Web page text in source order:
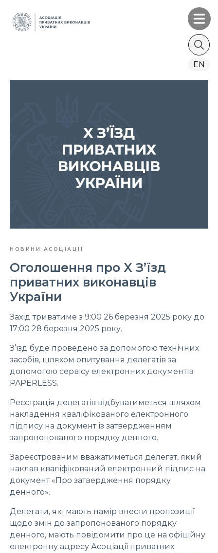
Search
EN
НОВИНИ АСОЦІАЦІЇ
Оголошення про X З’їзд
приватних виконавців
України
Захід триватиме з 9:00 26 березня 2025 року до
17:00 28 березня 2025 року.
З’їзд буде проведено за допомогою технічних
засобів, шляхом опитування делегатів за
допомогою сервісу електронних документів
PAPERLESS.
Реєстрація делегатів відбуватиметься шляхом
накладення кваліфікованого електронного
підпису на документ із затвердженням
запропонованого порядку денного.
Зареєстрованим вважатиметься делегат, який
наклав кваліфікований електронний підпис на
документ «Про затвердження порядку
денного».
Делегати, які мають намір внести пропозиції
щодо змін до запропонованого порядку
денного, мають повідомити про це на офіційну
електронну адресу Асоціації приватних